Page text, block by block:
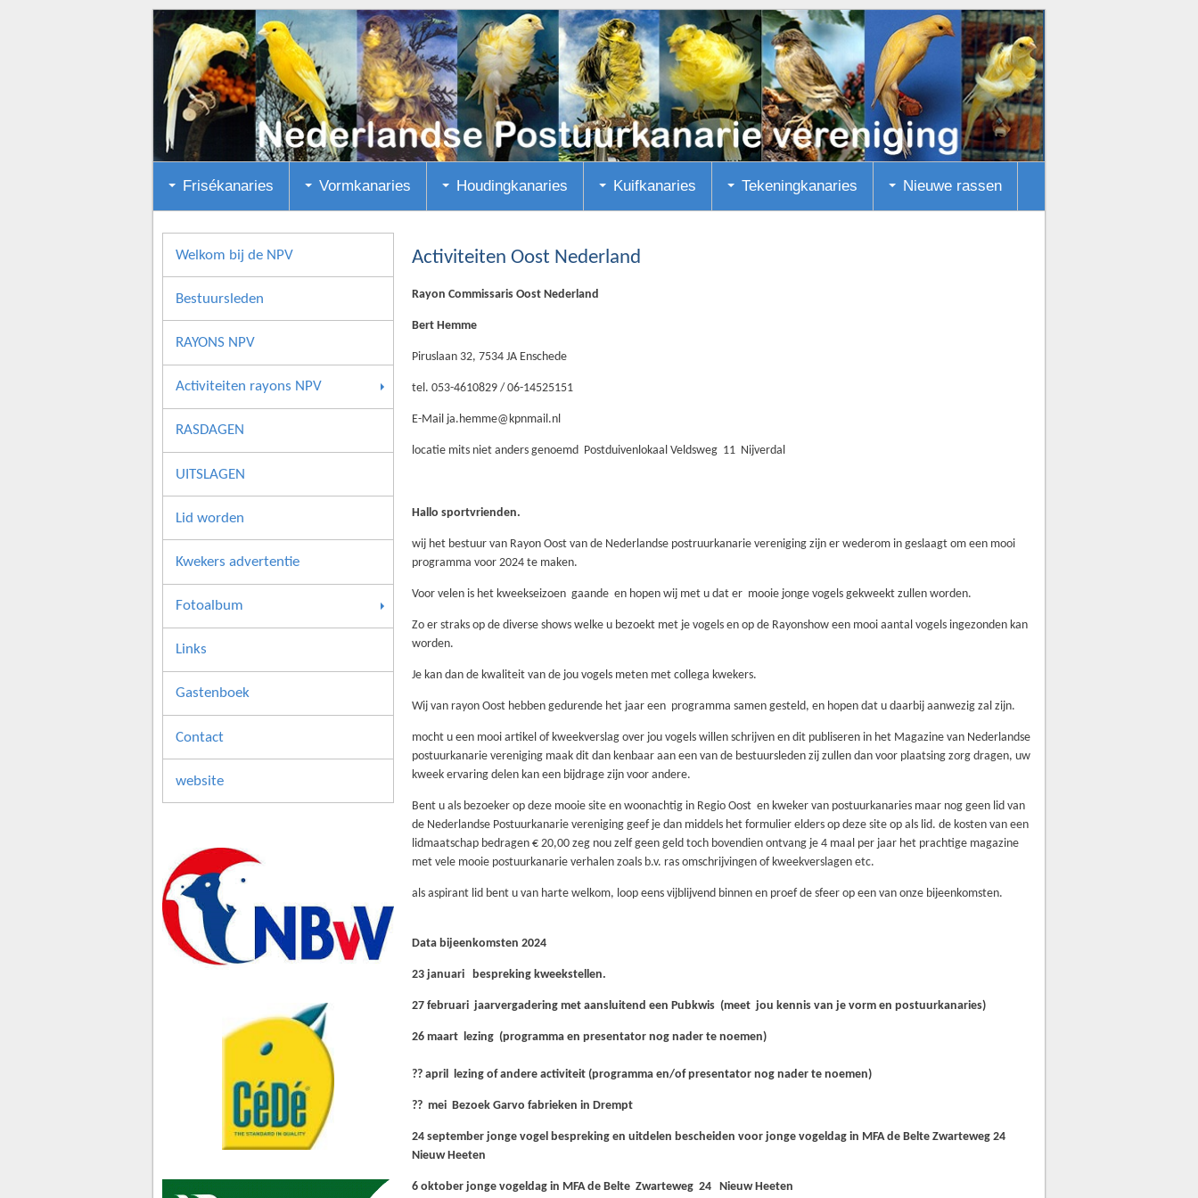
Frisékanaries Vormkanaries Houdingkanaries Kuifkanaries Tekeningkanaries Nieuwe rassen
Activiteiten Oost Nederland
Rayon Commissaris Oost Nederland
Bert Hemme
Piruslaan 32, 7534 JA Enschede
tel. 053-4610829 / 06-14525151
E-Mail ja.hemme@kpnmail.nl
locatie mits niet anders genoemd Postduivenlokaal Veldsweg 11 Nijverdal
Hallo sportvrienden.
wij het bestuur van Rayon Oost van de Nederlandse postruurkanarie vereniging zijn er wederom in geslaagt om een mooi
programma voor 2024 te maken.
Voor velen is het kweekseizoen gaande en hopen wij met u dat er mooie jonge vogels gekweekt zullen worden.
Zo er straks op de diverse shows welke u bezoekt met je vogels en op de Rayonshow een mooi aantal vogels ingezonden kan
worden.
Je kan dan de kwaliteit van de jou vogels meten met collega kwekers.
Wij van rayon Oost hebben gedurende het jaar een programma samen gesteld, en hopen dat u daarbij aanwezig zal zijn.
mocht u een mooi artikel of kweekverslag over jou vogels willen schrijven en dit publiseren in het Magazine van Nederlandse
postuurkanarie vereniging maak dit dan kenbaar aan een van de bestuursleden zij zullen dan voor plaatsing zorg dragen, uw
kweek ervaring delen kan een bijdrage zijn voor andere.
Bent u als bezoeker op deze mooie site en woonachtig in Regio Oost en kweker van postuurkanaries maar nog geen lid van
de Nederlandse Postuurkanarie vereniging geef je dan middels het formulier elders op deze site op als lid. de kosten van een
lidmaatschap bedragen € 20,00 zeg nou zelf geen geld toch bovendien ontvang je 4 maal per jaar het prachtige magazine
met vele mooie postuurkanarie verhalen zoals b.v. ras omschrijvingen of kweekverslagen etc.
als aspirant lid bent u van harte welkom, loop eens vijblijvend binnen en proef de sfeer op een van onze bijeenkomsten.
Data bijeenkomsten 2024
23 januari bespreking kweekstellen.
27 februari jaarvergadering met aansluitend een Pubkwis (meet jou kennis van je vorm en postuurkanaries)
26 maart lezing (programma en presentator nog nader te noemen)
?? april lezing of andere activiteit (programma en/of presentator nog nader te noemen)
?? mei Bezoek Garvo fabrieken in Drempt
24 september jonge vogel bespreking en uitdelen bescheiden voor jonge vogeldag in MFA de Belte Zwarteweg 24
Nieuw Heeten
6 oktober jonge vogeldag in MFA de Belte Zwarteweg 24 Nieuw Heeten
Welkom bij de NPV
Bestuursleden
RAYONS NPV
Activiteiten rayons NPV
RASDAGEN
UITSLAGEN
Lid worden
Kwekers advertentie
Fotoalbum
Links
Gastenboek
Contact
website